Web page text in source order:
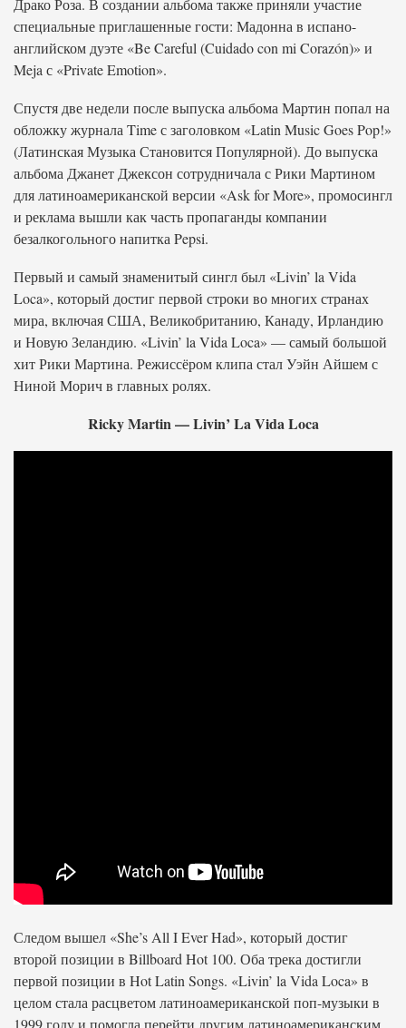
Драко Роза. В создании альбома также приняли участие
специальные приглашенные гости: Мадонна в испано-
английском дуэте «Be Careful (Cuidado con mi Corazón)» и
Meja с «Private Emotion».
Спустя две недели после выпуска альбома Мартин попал на
обложку журнала Time с заголовком «Latin Music Goes Pop!»
(Латинская Музыка Становится Популярной). До выпуска
альбома Джанет Джексон сотрудничала с Рики Мартином
для латиноамериканской версии «Ask for More», промосингл
и реклама вышли как часть пропаганды компании
безалкогольного напитка Pepsi.
Первый и самый знаменитый сингл был «Livin’ la Vida
Loca», который достиг первой строки во многих странах
мира, включая США, Великобританию, Канаду, Ирландию
и Новую Зеландию. «Livin’ la Vida Loca» — самый большой
хит Рики Мартина. Режиссёром клипа стал Уэйн Айшем с
Ниной Морич в главных ролях.
Ricky Martin — Livin’ La Vida Loca
Следом вышел «She’s All I Ever Had», который достиг
второй позиции в Billboard Hot 100. Оба трека достигли
первой позиции в Hot Latin Songs. «Livin’ la Vida Loca» в
целом стала расцветом латиноамериканской поп-музыки в
1999 году и помогла перейти другим латиноамериканским